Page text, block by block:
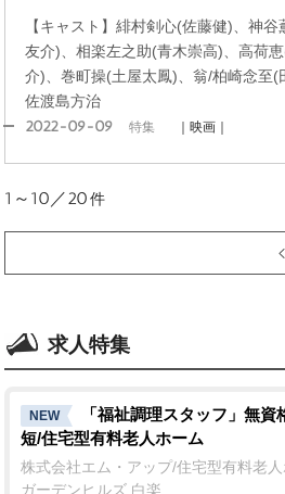
【キャスト】緋村剣心(佐藤健)、神
友介)、相楽左之助(青木崇高)、高荷
介)、巻町操(土屋太鳳)、翁/柏崎念至(
佐渡島方治
2022-09-09 特集 ｜映画｜
1～10／20件
求人特集
NEW
「福祉調理スタッフ」無資
短/住宅型有料老人ホーム
株式会社エム・アップ/住宅型有料老人
ガーデンヒルズ 白楽